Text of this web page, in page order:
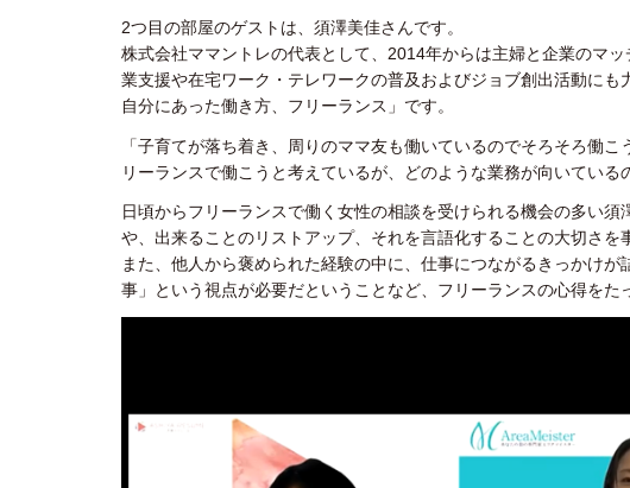
2つ目の部屋のゲストは、須澤美佳さんです。
株式会社ママントレの代表として、2014年からは主婦と企業のマ
業支援や在宅ワーク・テレワークの普及およびジョブ創出活動に
自分にあった働き方、フリーランス」です。
「子育てが落ち着き、周りのママ友も働いているのでそろそろ働
リーランスで働こうと考えているが、どのような業務が向いている
日頃からフリーランスで働く女性の相談を受けられる機会の多い
や、出来ることのリストアップ、それを言語化することの大切さを
また、他人から褒められた経験の中に、仕事につながるきっかけ
事」という視点が必要だということなど、フリーランスの心得をた